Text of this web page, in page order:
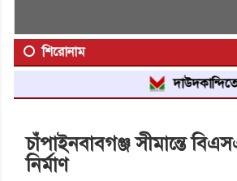
শিরোনাম
দাউদকান্দিতে
চাঁপাইনবাবগঞ্জ সীমান্তে
নির্মাণ